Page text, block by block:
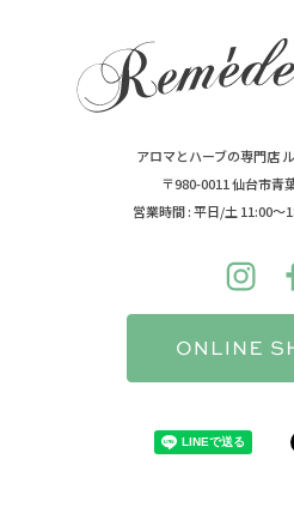
アロマとハーブの専門店
〒980-0011 仙台市青
営業時間 : 平日/土 11:00～